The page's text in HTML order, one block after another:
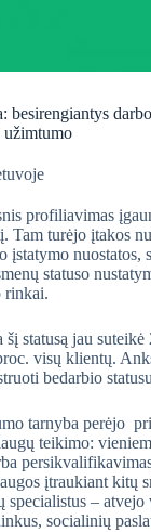
besirengiantys
užimtumo
profiliavimas
Tam turėjo įtakos
įstatymo nuostatos,
statuso
rinkai.
statusą jau suteikė
visų klientų.
bedarbio
tarnyba perėjo
teikimo:
įtraukiant kitų
specialistus –
socialinių